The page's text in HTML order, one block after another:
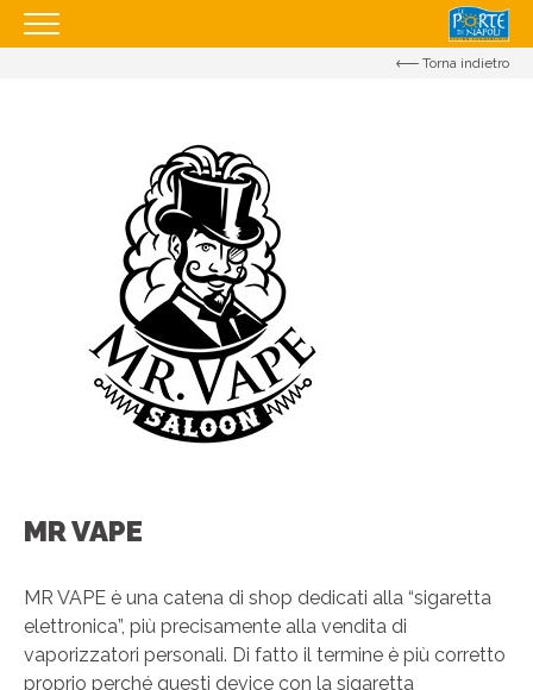
I NOSTRI ORARI
COME RAGGIUNGERCI
PROMOZIONI
NEGOZI
EVENTI
SERVIZI
APRI IL TUO BUSINESS
Torna indietro
MR VAPE
MR VAPE è una catena di shop dedicati alla “sigaretta
elettronica”, più precisamente alla vendita di
vaporizzatori personali. Di fatto il termine è più corretto
proprio perché questi device con la sigaretta